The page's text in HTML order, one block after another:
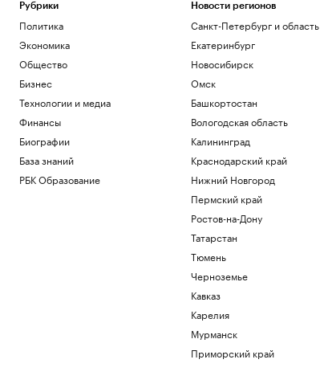
Рубрики
Политика
Экономика
Общество
Бизнес
Технологии и медиа
Финансы
Биографии
База знаний
РБК Образование
Новости регионов
Санкт-Петербург и область
Екатеринбург
Новосибирск
Омск
Башкортостан
Вологодская область
Калининград
Краснодарский край
Нижний Новгород
Пермский край
Ростов-на-Дону
Татарстан
Тюмень
Черноземье
Кавказ
Карелия
Мурманск
Приморский край